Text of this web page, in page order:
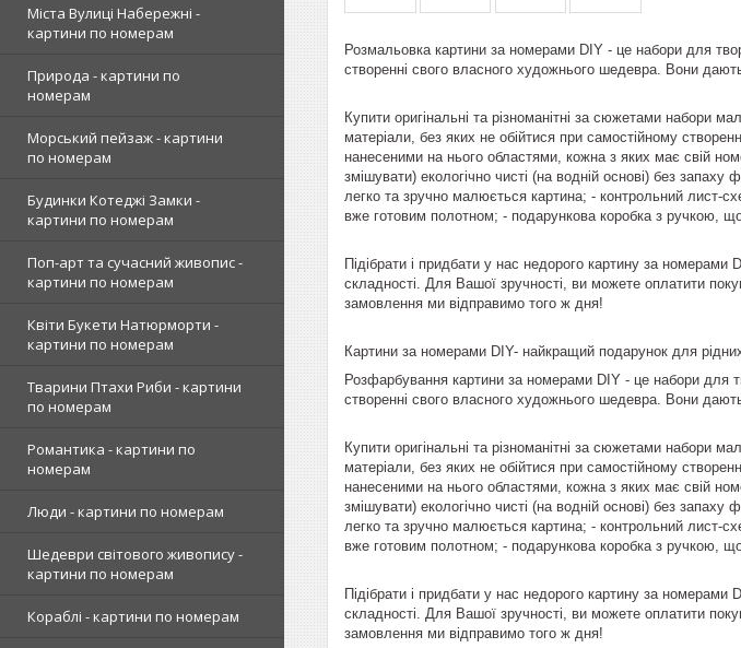
Міста Вулиці Набережні -
картини по номерам
Природа - картини по
номерам
Морський пейзаж - картини
по номерам
Будинки Котеджі Замки -
картини по номерам
Поп-арт та сучасний живопис -
картини по номерам
Квіти Букети Натюрморти -
картини по номерам
Тварини Птахи Риби - картини
по номерам
Романтика - картини по
номерам
Люди - картини по номерам
Шедеври світового живопису -
картини по номерам
Кораблі - картини по номерам
Розмальовка картини за номерами DIY - це набори для
створенні свого власного художнього шедевра. Вони дають
Купити оригінальні та різноманітні за сюжетами набори
матеріали, без яких не обійтися при самостійному
нанесеними на нього областями, кожна з яких має свій
змішувати) екологічно чисті (на водній основі) без
легко та зручно малюється картина; - контрольний лист-
вже готовим полотном; - подарункова коробка з ручкою,
Підібрати і придбати у нас недорого картину за
складності. Для Вашої зручності, ви можете оплатити
замовлення ми відправимо того ж дня!
Картини за номерами DIY- найкращий подарунок для
Розфарбування картини за номерами DIY - це набори для
створенні свого власного художнього шедевра. Вони дають
Купити оригінальні та різноманітні за сюжетами набори
матеріали, без яких не обійтися при самостійному
нанесеними на нього областями, кожна з яких має свій
змішувати) екологічно чисті (на водній основі) без
легко та зручно малюється картина; - контрольний лист-
вже готовим полотном; - подарункова коробка з ручкою,
Підібрати і придбати у нас недорого картину за
складності. Для Вашої зручності, ви можете оплатити
замовлення ми відправимо того ж дня!